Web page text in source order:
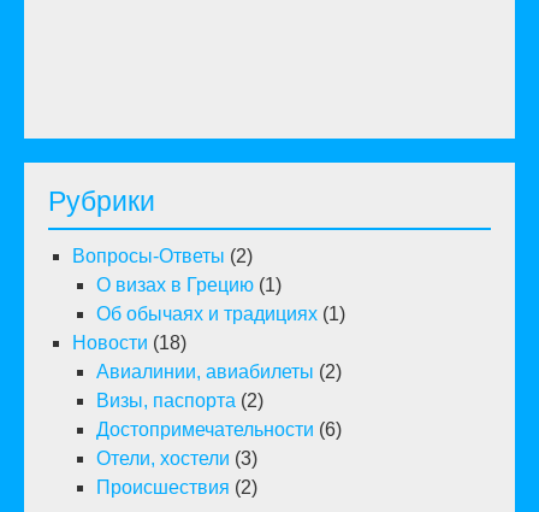
Рубрики
Вопросы-Ответы (2)
О визах в Грецию (1)
Об обычаях и традициях (1)
Новости (18)
Авиалинии, авиабилеты (2)
Визы, паспорта (2)
Достопримечательности (6)
Отели, хостели (3)
Происшествия (2)